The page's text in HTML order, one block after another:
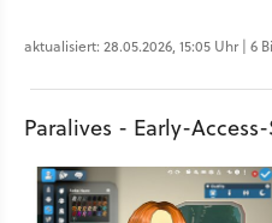
aktualisiert: 28.05.2026, 15:05 Uhr | 6
Paralives - Early-